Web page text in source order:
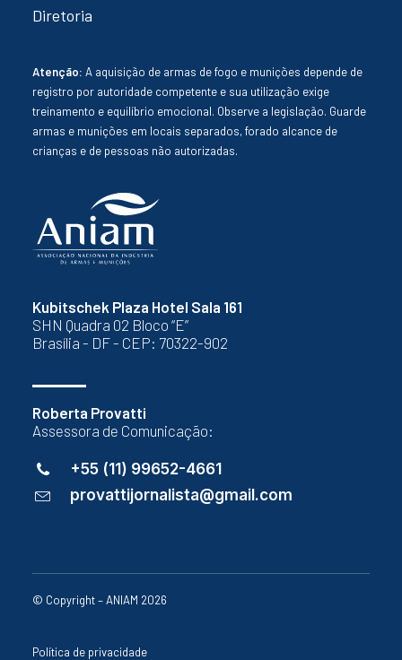
Kubitschek Plaza Hotel Sala 161
SHN Quadra 02 Bloco “E”
Brasília - DF - CEP: 70322-902
Roberta Provatti
Assessora de Comunicação:
+55 (11) 99652-4661
provattijornalista@gmail.com
Diretoria
Atenção: A aquisição de armas de fogo e munições depende de
registro por autoridade competente e sua utilização exige
treinamento e equilíbrio emocional. Observe a legislação. Guarde
armas e munições em locais separados, forado alcance de
crianças e de pessoas não autorizadas.
© Copyright – ANIAM 2026
Política de privacidade